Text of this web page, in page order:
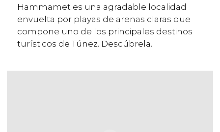
Hammamet es una agradable localidad
envuelta por playas de arenas claras que
compone uno de los principales destinos
turísticos de Túnez. Descúbrela.